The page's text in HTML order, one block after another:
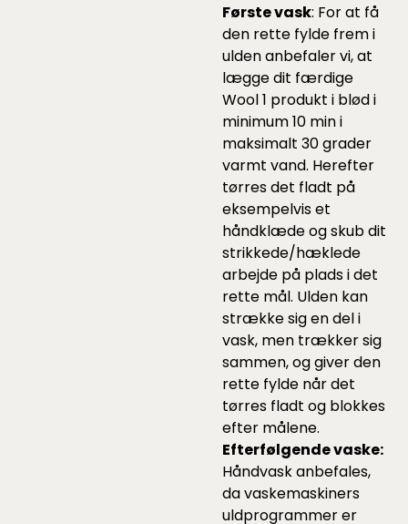
Første vask: For at få
den rette fylde frem i
ulden anbefaler vi, at
lægge dit færdige
Wool 1 produkt i blød i
minimum 10 min i
maksimalt 30 grader
varmt vand. Herefter
tørres det fladt på
eksempelvis et
håndklæde og skub dit
strikkede/hæklede
arbejde på plads i det
rette mål. Ulden kan
strække sig en del i
vask, men trækker sig
sammen, og giver den
rette fylde når det
tørres fladt og blokkes
efter målene.
Efterfølgende vaske:
Håndvask anbefales,
da vaskemaskiners
uldprogrammer er